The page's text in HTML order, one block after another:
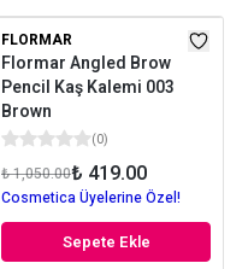
FLORMAR
Flormar Angled Brow
Pencil Kaş Kalemi 003
Brown
(0)
₺ 1,050.00₺ 419.00
Cosmetica Üyelerine Özel!
Sepete Ekle